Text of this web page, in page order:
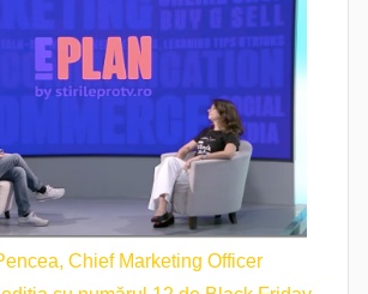
Chief Marketing Officer